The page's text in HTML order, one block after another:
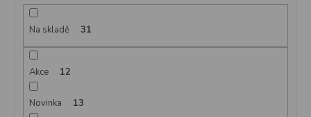
Na skladě 31
Akce 12
Novinka 13